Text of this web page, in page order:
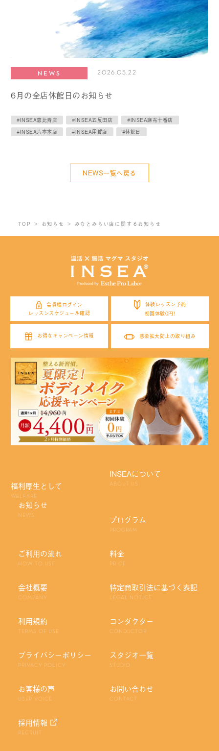
NEWS 2026.05.22
6月の全店休館日のお知らせ
#INSEA恵比寿店 #INSEA五反田店
#INSEA麻布十番店
#INSEA六本木店
#INSEA用賀店 #休館日
NEWS一覧へ戻る
TOP お知らせ みなとみらい店に関するお知らせ
会員様ログイン
レッスンスケジュール確認
体験レッスン予約
初回体験0円!
お得なキャンペーン情報 感染拡大防止の取り組み
INSEAについて
ABOUT US
コンダクター
CONDUCTOR
会社概要
COMPANY
プログラム
PROGRAM
スタジオ一覧
STUDIO
利用規約
TERMS OF USE
料金
PRICE
お知らせ
NEWS
プライバシーポリシー
PRIVACY POLICY
特定商取引法に基づく表記
LEGAL NOTICE
ご利用の流れ
HOW TO USE
お客様の声
USER VOICE
お問い合わせ
CONTACT
採用情報
RECRUIT
福利厚生として
WELFARE